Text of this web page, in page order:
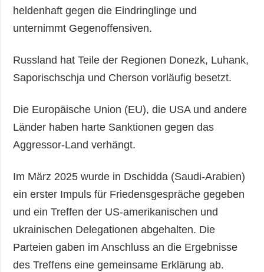
heldenhaft gegen die Eindringlinge und
unternimmt Gegenoffensiven.
Russland hat Teile der Regionen Donezk, Luhank,
Saporischschja und Cherson vorläufig besetzt.
Die Europäische Union (EU), die USA und andere
Länder haben harte Sanktionen gegen das
Aggressor-Land verhängt.
Im März 2025 wurde in Dschidda (Saudi-Arabien)
ein erster Impuls für Friedensgespräche gegeben
und ein Treffen der US-amerikanischen und
ukrainischen Delegationen abgehalten. Die
Parteien gaben im Anschluss an die Ergebnisse
des Treffens eine gemeinsame Erklärung ab.